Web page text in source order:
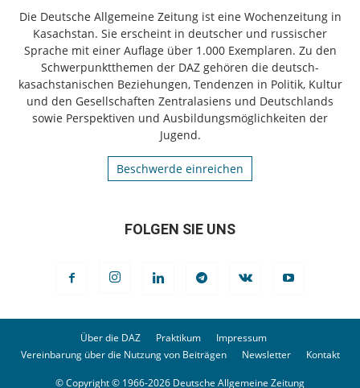
Die Deutsche Allgemeine Zeitung ist eine Wochenzeitung in
Kasachstan. Sie erscheint in deutscher und russischer
Sprache mit einer Auflage über 1.000 Exemplaren. Zu den
Schwerpunktthemen der DAZ gehören die deutsch-
kasachstanischen Beziehungen, Tendenzen in Politik, Kultur
und den Gesellschaften Zentralasiens und Deutschlands
sowie Perspektiven und Ausbildungsmöglichkeiten der
Jugend.
Beschwerde einreichen
FOLGEN SIE UNS
Über die DAZ Praktikum
Impressum
Vereinbarung über die Nutzung von Beiträgen
Newsletter Kontakt
© Copyright © 1966-2026 Deutsche Allgemeine Zeitung